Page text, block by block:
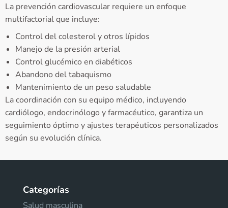
La prevención cardiovascular requiere un enfoque
multifactorial que incluye:
Control del colesterol y otros lípidos
Manejo de la presión arterial
Control glucémico en diabéticos
Abandono del tabaquismo
Mantenimiento de un peso saludable
La coordinación con su equipo médico, incluyendo
cardiólogo, endocrinólogo y farmacéutico, garantiza un
seguimiento óptimo y ajustes terapéuticos personalizados
según su evolución clínica.
Categorías
Salud masculina